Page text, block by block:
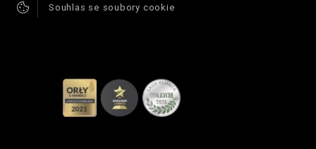
Souhlas se soubory cookie